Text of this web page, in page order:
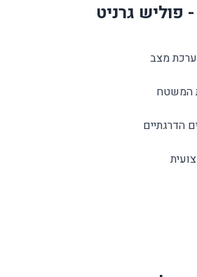
פוליש גרניט
מצב
המשטח
הדרגתיים